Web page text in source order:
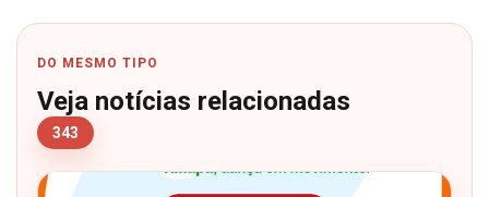
DO MESMO TIPO
Veja notícias relacionadas
343